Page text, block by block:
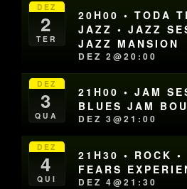
DEZ
2
TER
20H00 • TODA
JAZZ • JAZZ
JAZZ MANSION
DEZ 2@20:00
DEZ
3
QUA
21H00 • JAM
BLUES JAM
DEZ 3@21:00
DEZ
4
QUI
21H30 • ROCK •
FEARS
DEZ 4@21:30